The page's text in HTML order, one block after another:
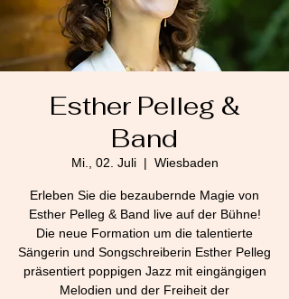
Esther Pelleg &
Band
Mi., 02. Juli
  |
Wiesbaden
Erleben Sie die bezaubernde Magie von
Esther Pelleg & Band live auf der Bühne!
Die neue Formation um die talentierte
Sängerin und Songschreiberin Esther Pelleg
präsentiert poppigen Jazz mit eingängigen
Melodien und der Freiheit der